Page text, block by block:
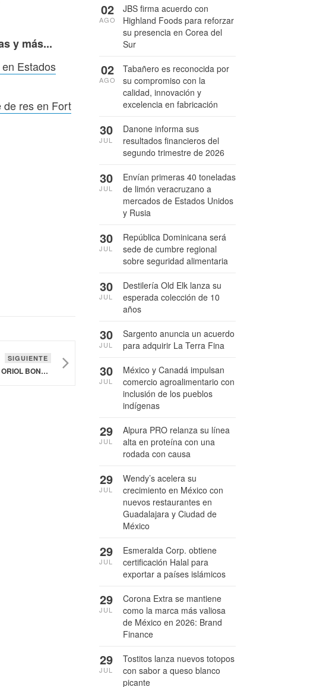
y más...
Estados
de res en Fort
SIGUIENTE
HEINEKEN MÉXICO NOMBRA A ORIOL BONACLOCHA COMO SU NUEVO DIRECTOR GENERAL
JBS firma acuerdo con
Highland Foods para reforzar
su presencia en Corea del
Sur
02
AGO
Tabañero es reconocida por
su compromiso con la
calidad, innovación y
excelencia en fabricación
02
AGO
Danone informa sus
resultados financieros del
segundo trimestre de 2026
30
JUL
Envían primeras 40 toneladas
de limón veracruzano a
mercados de Estados Unidos
y Rusia
30
JUL
República Dominicana será
sede de cumbre regional
sobre seguridad alimentaria
30
JUL
Destilería Old Elk lanza su
esperada colección de 10
años
30
JUL
Sargento anuncia un acuerdo
para adquirir La Terra Fina
30
JUL
México y Canadá impulsan
comercio agroalimentario con
inclusión de los pueblos
indígenas
30
JUL
Alpura PRO relanza su línea
alta en proteína con una
rodada con causa
29
JUL
Wendy’s acelera su
crecimiento en México con
nuevos restaurantes en
Guadalajara y Ciudad de
México
29
JUL
Esmeralda Corp. obtiene
certificación Halal para
exportar a países islámicos
29
JUL
Corona Extra se mantiene
como la marca más valiosa
de México en 2026: Brand
Finance
29
JUL
Tostitos lanza nuevos totopos
con sabor a queso blanco
picante
29
JUL